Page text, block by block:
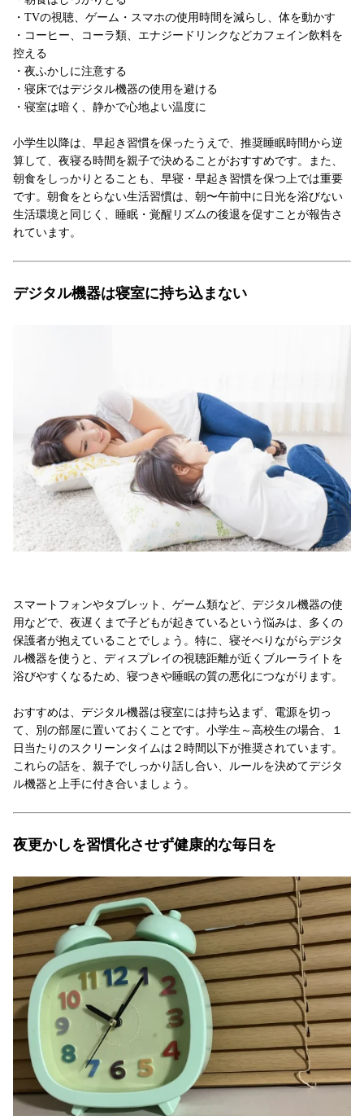
・TVの視聴、ゲーム・スマホの使用時間を減らし、体を動かす
・コーヒー、コーラ類、エナジードリンクなどカフェイン飲料を
控える
・夜ふかしに注意する
・寝床ではデジタル機器の使用を避ける
・寝室は暗く、静かで心地よい温度に
小学生以降は、早起き習慣を保ったうえで、推奨睡眠時間から逆
算して、夜寝る時間を親子で決めることがおすすめです。また、
朝食をしっかりとることも、早寝・早起き習慣を保つ上では重要
です。朝食をとらない生活習慣は、朝〜午前中に日光を浴びない
生活環境と同じく、睡眠・覚醒リズムの後退を促すことが報告さ
れています。
デジタル機器は寝室に持ち込まない
スマートフォンやタブレット、ゲーム類など、デジタル機器の使
用などで、夜遅くまで子どもが起きているという悩みは、多くの
保護者が抱えていることでしょう。特に、寝そべりながらデジタ
ル機器を使うと、ディスプレイの視聴距離が近くブルーライトを
浴びやすくなるため、寝つきや睡眠の質の悪化につながります。
おすすめは、デジタル機器は寝室には持ち込まず、電源を切っ
て、別の部屋に置いておくことです。小学生～高校生の場合、１
日当たりのスクリーンタイムは２時間以下が推奨されています。
これらの話を、親子でしっかり話し合い、ルールを決めてデジタ
ル機器と上手に付き合いましょう。
夜更かしを習慣化させず健康的な毎日を